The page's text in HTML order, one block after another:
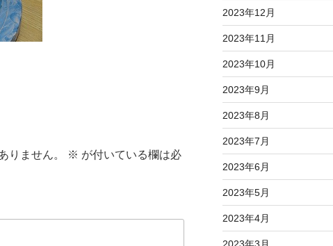
りません。 ※ が付いている欄は必
2023年12月
2023年11月
2023年10月
2023年9月
2023年8月
2023年7月
2023年6月
2023年5月
2023年4月